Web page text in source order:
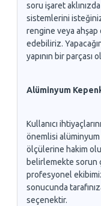
soru işaret
sistemlerini
rengine veya ahşap
edebiliriz.
yapının bir parçası
Alüminyum
Kullanıcı
önemlisi
ölçülerine hakim
belirlemekte sorun
profesyonel
sonucunda
seçenektir.